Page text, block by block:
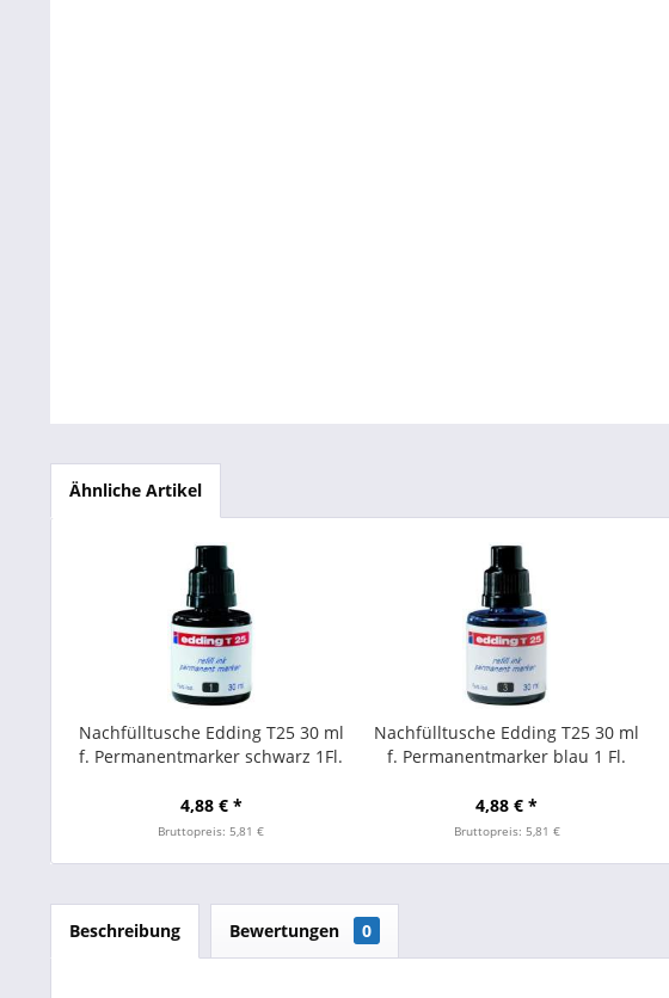
Ähnliche Artikel
Nachfülltusche Edding T25 30 ml
f. Permanentmarker schwarz 1Fl.
4,88 € *
Bruttopreis: 5,81 €
Nachfülltusche Edding T25 30 ml
f. Permanentmarker blau 1 Fl.
4,88 € *
Bruttopreis: 5,81 €
Beschreibung Bewertungen 0